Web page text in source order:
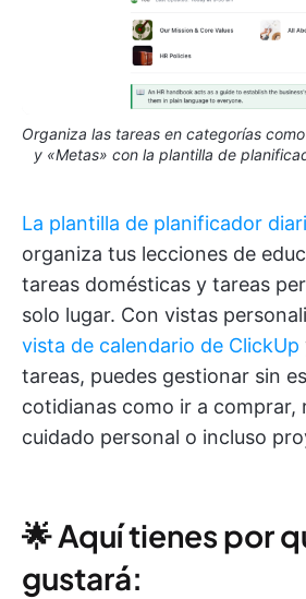
Organiza las tareas en categorías
y «Metas» con la plantilla de
La plantilla de planificador
organiza tus lecciones de
tareas domésticas y tareas
solo lugar. Con vistas
vista de calendario de ClickUp
tareas, puedes gestionar sin
cotidianas como ir a comprar,
cuidado personal o incluso
🌟 Aquí tienes por
gustará: